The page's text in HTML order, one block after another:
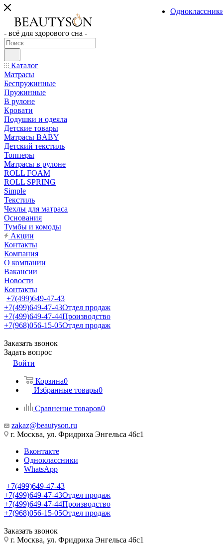
- всё для здорового сна -
Каталог
Матрасы
Беспружинные
Пружинные
В рулоне
Кровати
Подушки и одеяла
Детские товары
Матрасы BABY
Детский текстиль
Топперы
Матрасы в рулоне
ROLL FOAM
ROLL SPRING
Simple
Текстиль
Чехлы для матраса
Основания
Тумбы и комоды
Акции
Контакты
Компания
О компании
Вакансии
Новости
Контакты
+7(499)649-47-43
+7(499)649-47-43Отдел продаж
+7(499)649-47-44Производство
+7(968)056-15-05Отдел продаж
Заказать звонок
Задать вопрос
Войти
Корзина0
Избранные товары0
Сравнение товаров0
zakaz@beautyson.ru
г. Москва, ул. Фридриха Энгельса 46с1
Вконтакте
Одноклассники
WhatsApp
+7(499)649-47-43
+7(499)649-47-43Отдел продаж
+7(499)649-47-44Производство
+7(968)056-15-05Отдел продаж
Заказать звонок
г. Москва, ул. Фридриха Энгельса 46с1